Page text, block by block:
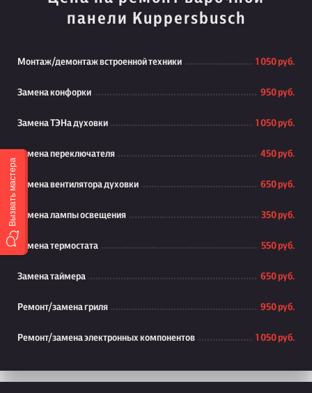
панели Kuppersbusch
Монтаж/демонтаж встроенной техники 1 050 руб.
Замена конфорки 950 руб.
Замена ТЭНа духовки 1 050 руб.
Замена переключателя 450 руб.
Замена вентилятора духовки 650 руб.
Замена лампы освещения 350 руб.
Замена термостата 550 руб.
Замена таймера 650 руб.
Ремонт/замена гриля 950 руб.
Ремонт/замена электронных компонентов 1 050 руб.
Вызвать мастера